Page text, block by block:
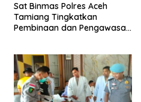
Sat Binmas Polres Aceh
Tamiang Tingkatkan
Pembinaan dan Pengawasan